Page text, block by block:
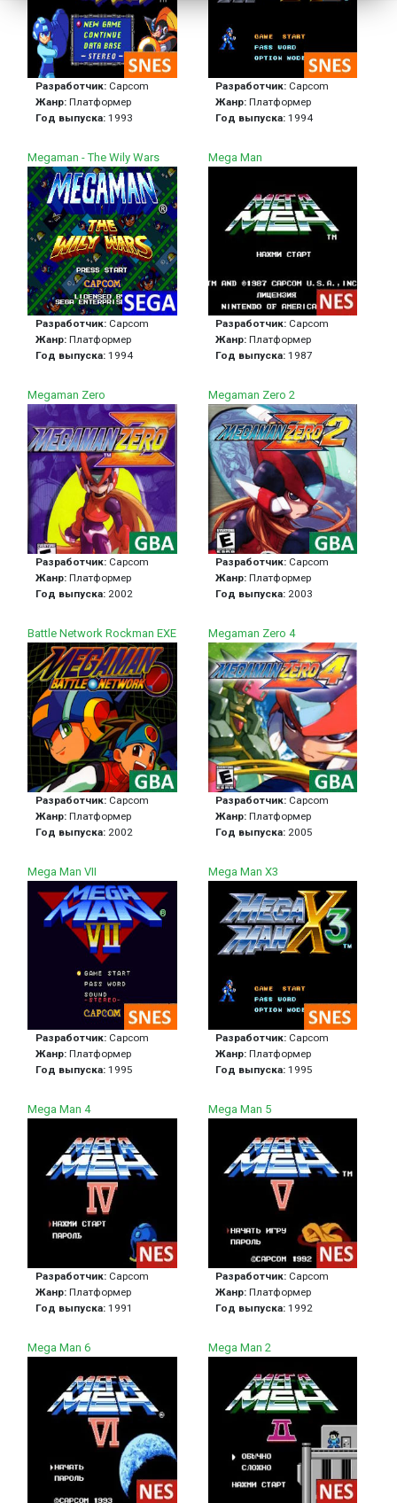
Разработчик: Capcom
Жанр: Платформер
Год выпуска: 1993
Разработчик: Capcom
Жанр:Платформер
Год выпуска:1994
Megaman - The Wily Wars
Разработчик: Capcom
Жанр: Платформер
Год выпуска: 1994
Mega Man
Разработчик: Capcom
Жанр:Платформер
Год выпуска:1987
Megaman Zero
Разработчик: Capcom
Жанр: Платформер
Год выпуска: 2002
Megaman Zero 2
Разработчик: Capcom
Жанр:Платформер
Год выпуска: 2003
Battle Network Rockman EXE
Разработчик: Capcom
Жанр: Платформер
Год выпуска: 2002
Megaman Zero 4
Разработчик: Capcom
Жанр:Платформер
Год выпуска: 2005
Mega Man VII
Разработчик: Capcom
Жанр: Платформер
Год выпуска: 1995
Mega Man X3
Разработчик: Capcom
Жанр:Платформер
Год выпуска:1995
Mega Man 4
Разработчик: Capcom
Жанр: Платформер
Год выпуска: 1991
Mega Man 5
Разработчик: Capcom
Жанр:Платформер
Год выпуска:1992
Mega Man 6 Mega Man 2